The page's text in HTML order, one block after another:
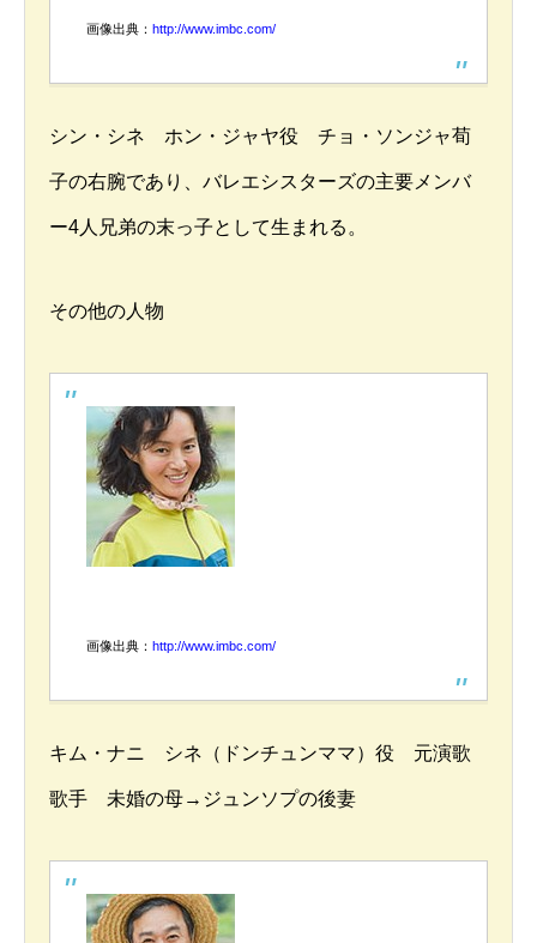
画像出典： http://www.imbc.com/
シン・シネ ホン・ジャヤ役 チョ・ソンジャ荀
子の右腕であり、バレエシスターズの主要メンバ
ー4人兄弟の末っ子として生まれる。
その他の人物
画像出典： http://www.imbc.com/
キム・ナニ シネ（ドンチュンママ）役 元演歌
歌手 未婚の母→ジュンソプの後妻